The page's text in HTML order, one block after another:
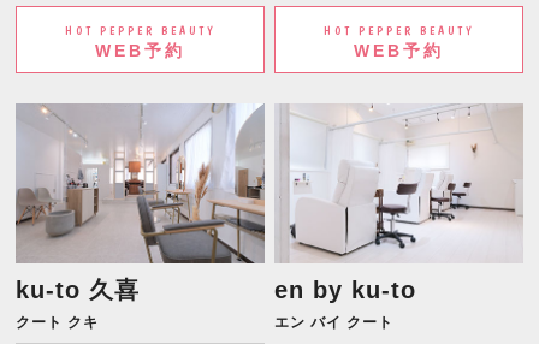
HOT PEPPER BEAUTY
WEB予約
HOT PEPPER BEAUTY
WEB予約
ku-to 久喜
クート クキ
en by ku-to
エン バイ クート